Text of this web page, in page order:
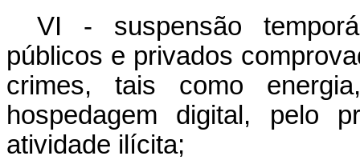
VI - suspensão
públicos e privados
crimes, tais como
hospedagem digital, pelo
atividade ilícita;